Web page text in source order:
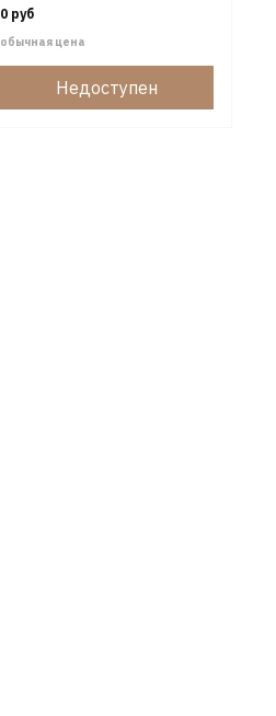
0 руб
обычная цена
Недоступен